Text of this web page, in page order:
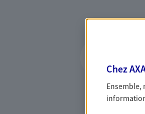
la
Chez
Ensemble,